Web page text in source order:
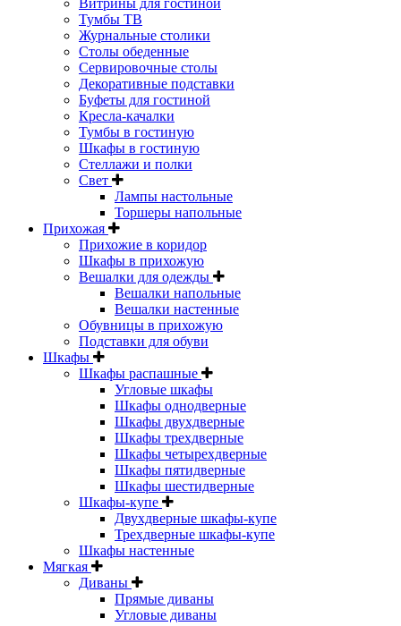
Тумбы ТВ
Журнальные столики
Столы обеденные
Сервировочные столы
Декоративные подставки
Буфеты для гостиной
Кресла-качалки
Тумбы в гостиную
Шкафы в гостиную
Стеллажи и полки
Свет
Лампы настольные
Торшеры напольные
Прихожая
Прихожие в коридор
Шкафы в прихожую
Вешалки для одежды
Вешалки напольные
Вешалки настенные
Обувницы в прихожую
Подставки для обуви
Шкафы
Шкафы распашные
Угловые шкафы
Шкафы однодверные
Шкафы двухдверные
Шкафы трехдверные
Шкафы четырехдверные
Шкафы пятидверные
Шкафы шестидверные
Шкафы-купе
Двухдверные шкафы-купе
Трехдверные шкафы-купе
Шкафы настенные
Мягкая
Диваны
Прямые диваны
Угловые диваны